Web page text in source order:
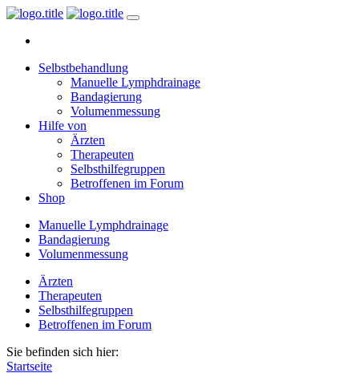
Selbstbehandlung
Manuelle Lymphdrainage
Bandagierung
Volumenmessung
Hilfe von
Ärzten
Therapeuten
Selbsthilfegruppen
Betroffenen im Forum
Shop
Manuelle Lymphdrainage
Bandagierung
Volumenmessung
Ärzten
Therapeuten
Selbsthilfegruppen
Betroffenen im Forum
Sie befinden sich hier:
Startseite